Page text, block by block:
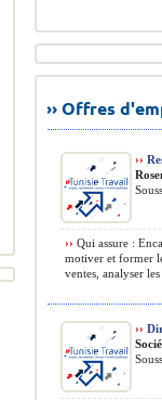
›› Offres
››
›› Qui assure :
motiver et former
ventes, analyser
››